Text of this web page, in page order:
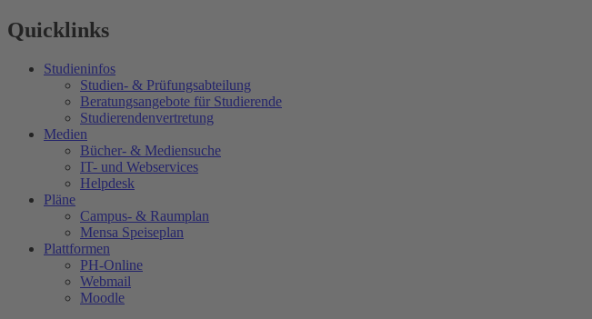
Quicklinks
Studieninfos
Studien- & Prüfungsabteilung
Beratungsangebote für Studierende
Studierendenvertretung
Medien
Bücher- & Mediensuche
IT- und Webservices
Helpdesk
Pläne
Campus- & Raumplan
Mensa Speiseplan
Plattformen
PH-Online
Webmail
Moodle